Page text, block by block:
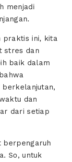
menjadi
praktis ini, kita
stres dan
baik dalam
dan
dari setiap
berpengaruh
So, untuk